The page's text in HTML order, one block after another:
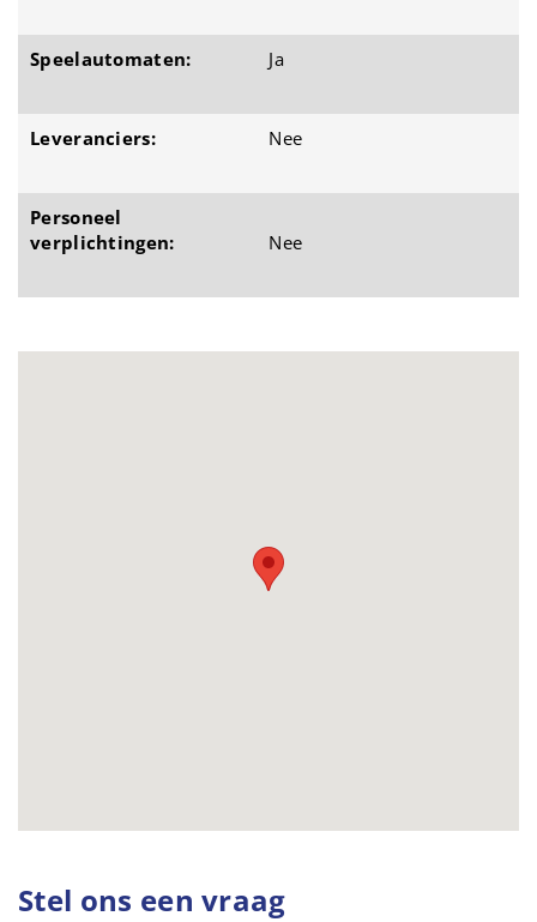
Speelautomaten: Ja
Leveranciers: Nee
Personeel
verplichtingen:
Nee
Stel ons een vraag